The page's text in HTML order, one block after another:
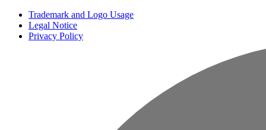
Trademark and Logo Usage
Legal Notice
Privacy Policy